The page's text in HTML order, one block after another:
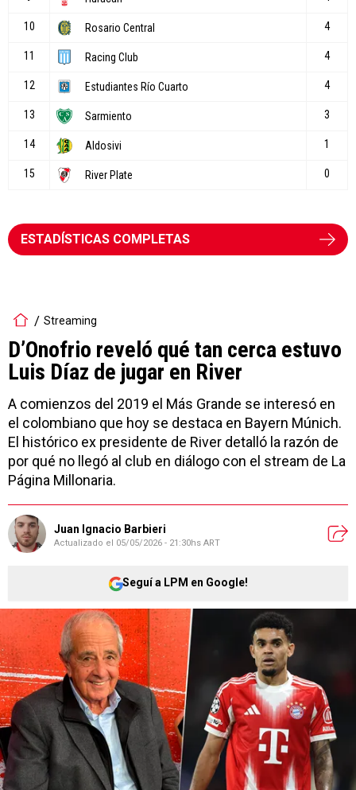
ESTADÍSTICAS COMPLETAS
Streaming
D’Onofrio reveló qué tan cerca estuvo
Luis Díaz de jugar en River
A comienzos del 2019 el Más Grande se interesó en
el colombiano que hoy se destaca en Bayern Múnich.
El histórico ex presidente de River detalló la razón de
por qué no llegó al club en diálogo con el stream de La
Página Millonaria.
Juan Ignacio Barbieri
Actualizado el 05/05/2026 - 21:30hs ART
Seguí a LPM en Google!